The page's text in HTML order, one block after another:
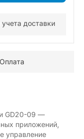
доставки
Оплата
GD20-09 —
приложений,
управление